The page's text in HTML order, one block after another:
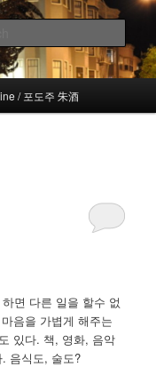
/ 포도주 朱酒
면 다른 일을 할수 없
음을 가볍게 해주는
있다. 책, 영화, 음악
음식도, 술도?